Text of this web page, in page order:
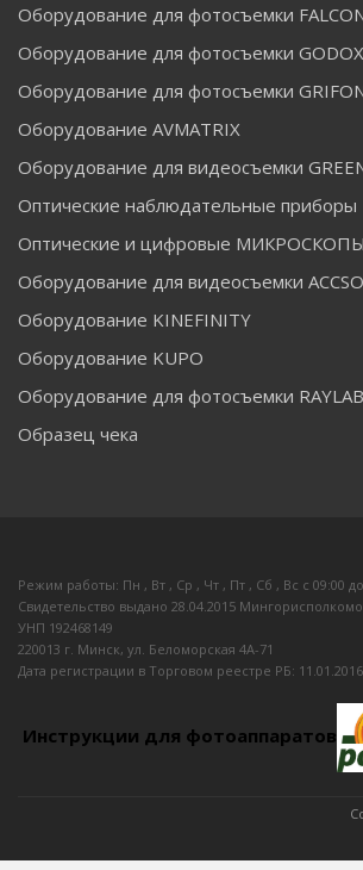
Оборудование для фотосъемки
Оборудование для фотосъемки GODOX
Оборудование для фотосъемки
Оборудование AVMATRIX
Оборудование для видеосъемки
Оптические наблюдательные приборы
Оптические и цифровые
Оборудование для видеосъемки
Оборудование KINEFINITY
Оборудование KUPO
Оборудование для фотосъемки RAYLAB
Образец чека
Режим работы: Пн , Вт , Ср , Чт , Пт , Сб , Вс c 09:00
Свидетельство выдано 28.04.2015
УНП 192468149
220013 г. Минск, ул. Беломорская 4А-71
Дата регистрации в Торговом реестре РБ: 11.01.2016
Инструкции для фотоаппаратов